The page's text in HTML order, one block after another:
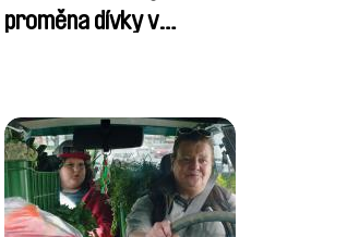
proměna dívky v